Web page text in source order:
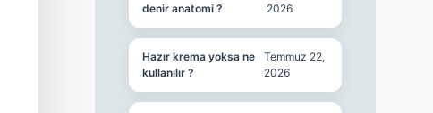
denir anatomi ?
2026
Hazır krema yoksa ne
kullanılır ?
Temmuz 22,
2026